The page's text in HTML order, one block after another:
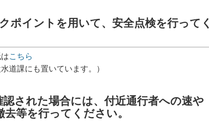
ポイントを用いて、安全点検を行ってく
こちら
道課にも置いています。）
された場合には、付近通行者への速や
等を行ってください。